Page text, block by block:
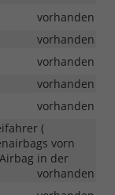
vorhanden
vorhanden
vorhanden
vorhanden
vorhanden
(
vorn
in der
vorhanden